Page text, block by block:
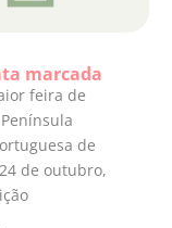
marcada
feira de
de
de outubro,